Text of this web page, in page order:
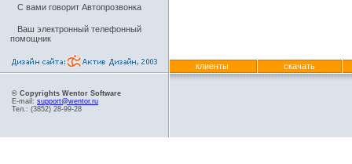
С вами говорит Автопрозвонка
Ваш электронный телефонный
помощник
клиенты скачать
© Copyrights Wentor Software
E-mail: support@wentor.ru
Тел.: (3852) 28-99-28